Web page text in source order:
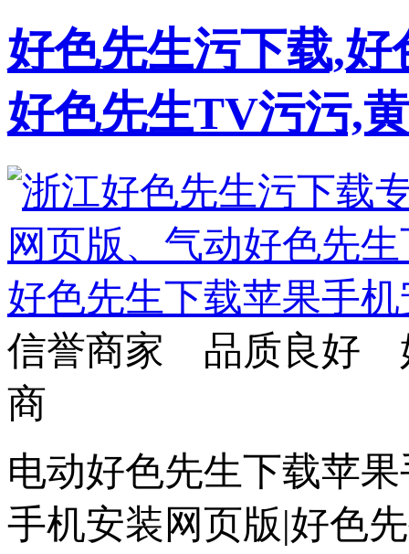
好色先生污下载,
好色先生TV污污,
信誉商家 品质良好
商
电动好色先生下载苹
手机安装网页版|好色